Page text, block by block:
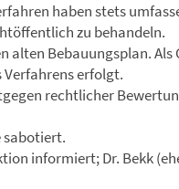
haben stets
zu behandeln.
alten Bebauungsplan.
erfolgt.
rechtlicher
sabotiert.
informiert; Dr. Bekk